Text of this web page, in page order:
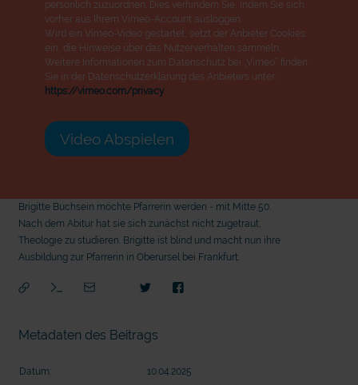
persönlich zuzuordnen. Dies verhindern Sie, indem Sie sich
vorher aus Ihrem Vimeo-Account ausloggen.
Wird ein Vimeo-Video gestartet, setzt der Anbieter Cookies
ein, die Hinweise über das Nutzerverhalten sammeln.
Weitere Informationen zum Datenschutz bei „Vimeo“ finden
Sie in der Datenschutzerklärung des Anbieters unter:
https://vimeo.com/privacy
Video Abspielen
Brigitte Buchsein möchte Pfarrerin werden - mit Mitte 50.
Nach dem Abitur hat sie sich zunächst nicht zugetraut,
Theologie zu studieren. Brigitte ist blind und macht nun ihre
Ausbildung zur Pfarrerin in Oberursel bei Frankfurt.
Metadaten des Beitrags
Datum:
10.04.2025